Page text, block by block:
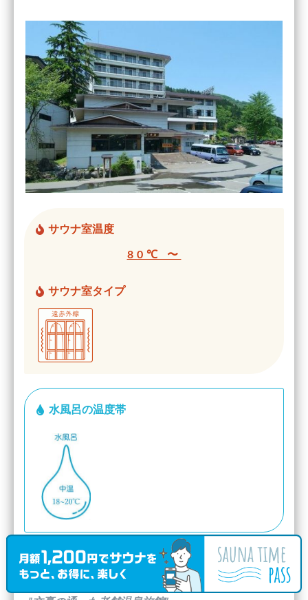
サウナ室温度
80℃ 〜
サウナ室タイプ
水風呂の温度帯
日帰り温泉入浴(13:00~18:00) 1,000円